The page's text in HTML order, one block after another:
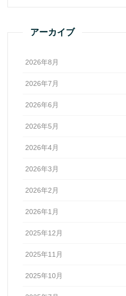
アーカイブ
2026年8月
2026年7月
2026年6月
2026年5月
2026年4月
2026年3月
2026年2月
2026年1月
2025年12月
2025年11月
2025年10月